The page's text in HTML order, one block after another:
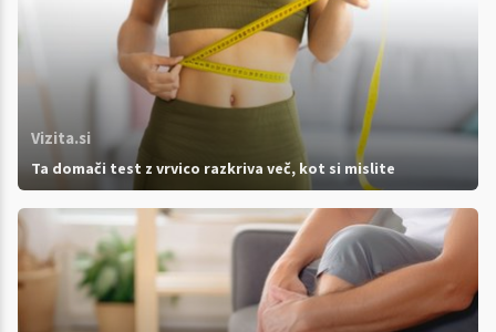
Vizita.si
Ta domači test z vrvico razkriva več, kot si mislite